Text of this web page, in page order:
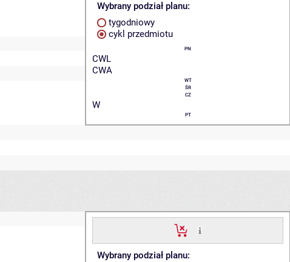
Wybrany podział planu:
tygodniowy
cykl przedmiotu
PN
CWL
CWA
WT
ŚR
CZ
W
PT
Wybrany podział planu: